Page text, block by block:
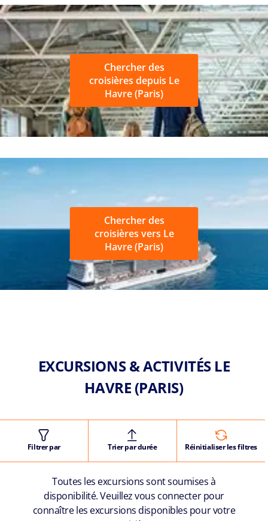
Chercher des
croisières depuis Le
Havre (Paris)
Chercher des
croisières vers Le
Havre (Paris)
EXCURSIONS & ACTIVITÉS LE
HAVRE (PARIS)
Filtrer par Trier par durée Réinitialiser les filtres
Toutes les excursions sont soumises à
disponibilité. Veuillez vous connecter pour
connaître les excursions disponibles pour votre